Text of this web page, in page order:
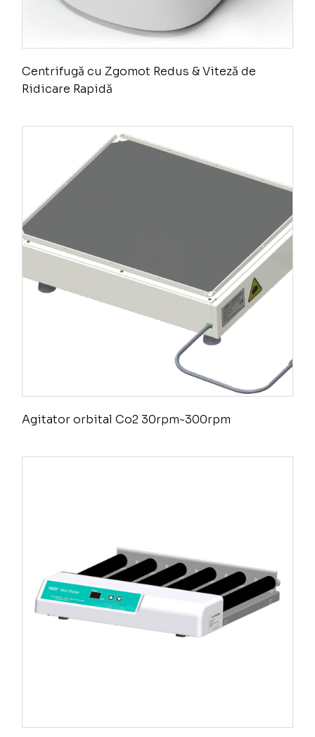
Centrifugă cu Zgomot Redus & Viteză de
Ridicare Rapidă
Agitator orbital Co2 30rpm~300rpm